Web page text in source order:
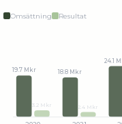
Omsättning Resultat
19.7 Mkr
3.2 Mkr
18.8 Mkr
2.4 Mkr
24.1